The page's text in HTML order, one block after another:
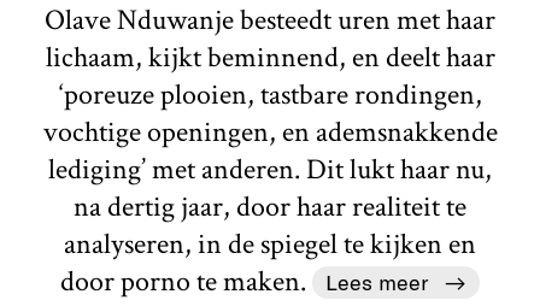
Olave Nduwanje besteedt uren met haar
lichaam, kijkt beminnend, en deelt haar
‘poreuze plooien, tastbare rondingen,
vochtige openingen, en ademsnakkende
lediging’ met anderen. Dit lukt haar nu,
na dertig jaar, door haar realiteit te
analyseren, in de spiegel te kijken en
door porno te maken.
Lees meer